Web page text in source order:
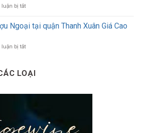
ngay
Long
Ngoại
Tín
Nhà
Tây
bị tắtở
Hiểu
Biết
Diện
Uống
Ngoại tại quận Thanh Xuân Giá Cao
bị tắtở
Rượu
Ngoại
quận
Cao
LOẠI